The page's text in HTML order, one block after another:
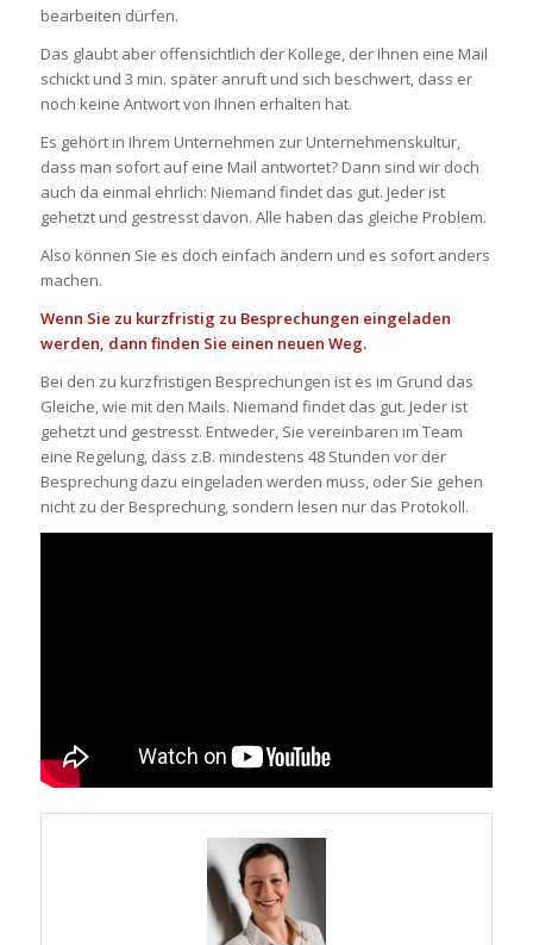
bearbeiten dürfen.
Das glaubt aber offensichtlich der Kollege, der Ihnen eine Mail
schickt und 3 min. später anruft und sich beschwert, dass er
noch keine Antwort von Ihnen erhalten hat.
Es gehört in Ihrem Unternehmen zur Unternehmenskultur,
dass man sofort auf eine Mail antwortet? Dann sind wir doch
auch da einmal ehrlich: Niemand findet das gut. Jeder ist
gehetzt und gestresst davon. Alle haben das gleiche Problem.
Also können Sie es doch einfach ändern und es sofort anders
machen.
Wenn Sie zu kurzfristig zu Besprechungen eingeladen
werden, dann finden Sie einen neuen Weg.
Bei den zu kurzfristigen Besprechungen ist es im Grund das
Gleiche, wie mit den Mails. Niemand findet das gut. Jeder ist
gehetzt und gestresst. Entweder, Sie vereinbaren im Team
eine Regelung, dass z.B. mindestens 48 Stunden vor der
Besprechung dazu eingeladen werden muss, oder Sie gehen
nicht zu der Besprechung, sondern lesen nur das Protokoll.